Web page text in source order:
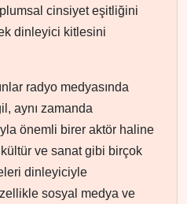
cinsiyet eşitliğini
dinleyici kitlesini
radyo medyasında
aynı zamanda
önemli birer aktör haline
ve sanat gibi birçok
dinleyiciyle
sosyal medya ve